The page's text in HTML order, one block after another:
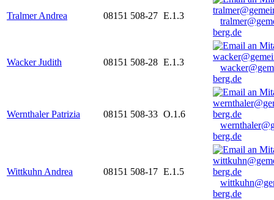
Tralmer Andrea 08151 508-27 E.1.3
berg.de
Wacker Judith 08151 508-28 E.1.3
berg.de
Wernthaler Patrizia 08151 508-33 O.1.6
berg.de
Wittkuhn Andrea 08151 508-17 E.1.5
berg.de